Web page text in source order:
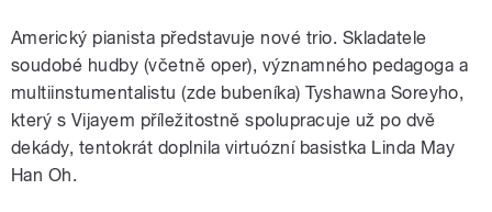
Americký pianista představuje nové trio. Skladatele
soudobé hudby (včetně oper), významného pedagoga a
multiinstumentalistu (zde bubeníka) Tyshawna Soreyho,
který s Vijayem příležitostně spolupracuje už po dvě
dekády, tentokrát doplnila virtuózní basistka Linda May
Han Oh.